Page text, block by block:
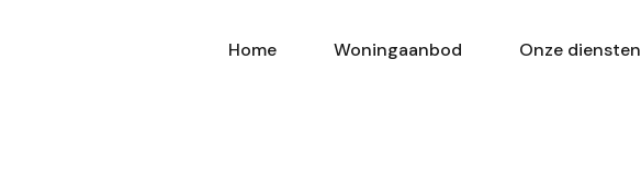
Home Woningaanbod Onze diensten